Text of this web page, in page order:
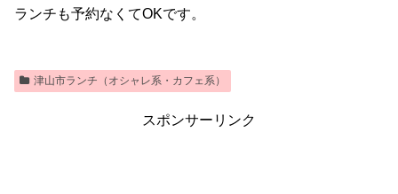
ランチも予約なくてOKです。
津山市ランチ（オシャレ系・カフェ系）
スポンサーリンク